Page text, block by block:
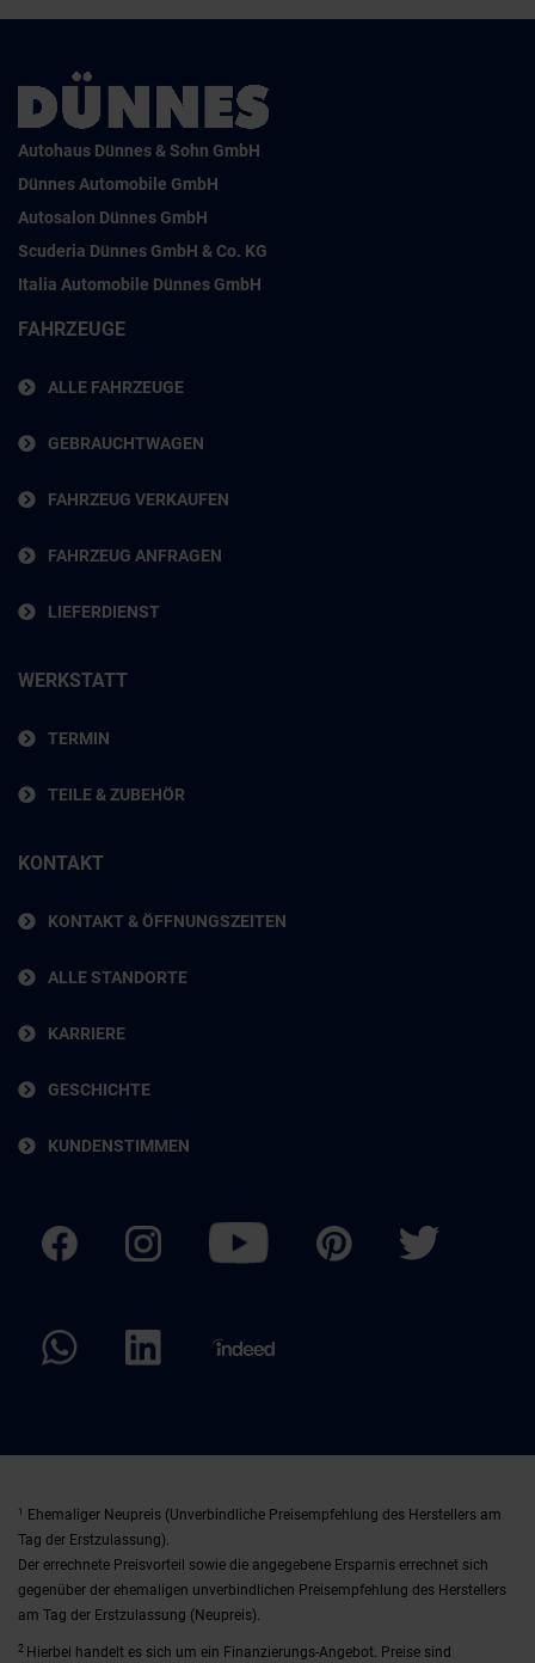
Autohaus Dünnes & Sohn GmbH
Dünnes Automobile GmbH
Autosalon Dünnes GmbH
Scuderia Dünnes GmbH & Co. KG
Italia Automobile Dünnes GmbH
FAHRZEUGE
ALLE FAHRZEUGE
GEBRAUCHTWAGEN
FAHRZEUG VERKAUFEN
FAHRZEUG ANFRAGEN
LIEFERDIENST
WERKSTATT
TERMIN
TEILE & ZUBEHÖR
KONTAKT
KONTAKT & ÖFFNUNGSZEITEN
ALLE STANDORTE
KARRIERE
GESCHICHTE
KUNDENSTIMMEN
1
Ehemaliger Neupreis (Unverbindliche Preisempfehlung des Herstellers am
Tag der Erstzulassung).
Der errechnete Preisvorteil sowie die angegebene Ersparnis errechnet sich
gegenüber der ehemaligen unverbindlichen Preisempfehlung des Herstellers
am Tag der Erstzulassung (Neupreis).
2 Hierbei handelt es sich um ein Finanzierungs-Angebot. Preise sind